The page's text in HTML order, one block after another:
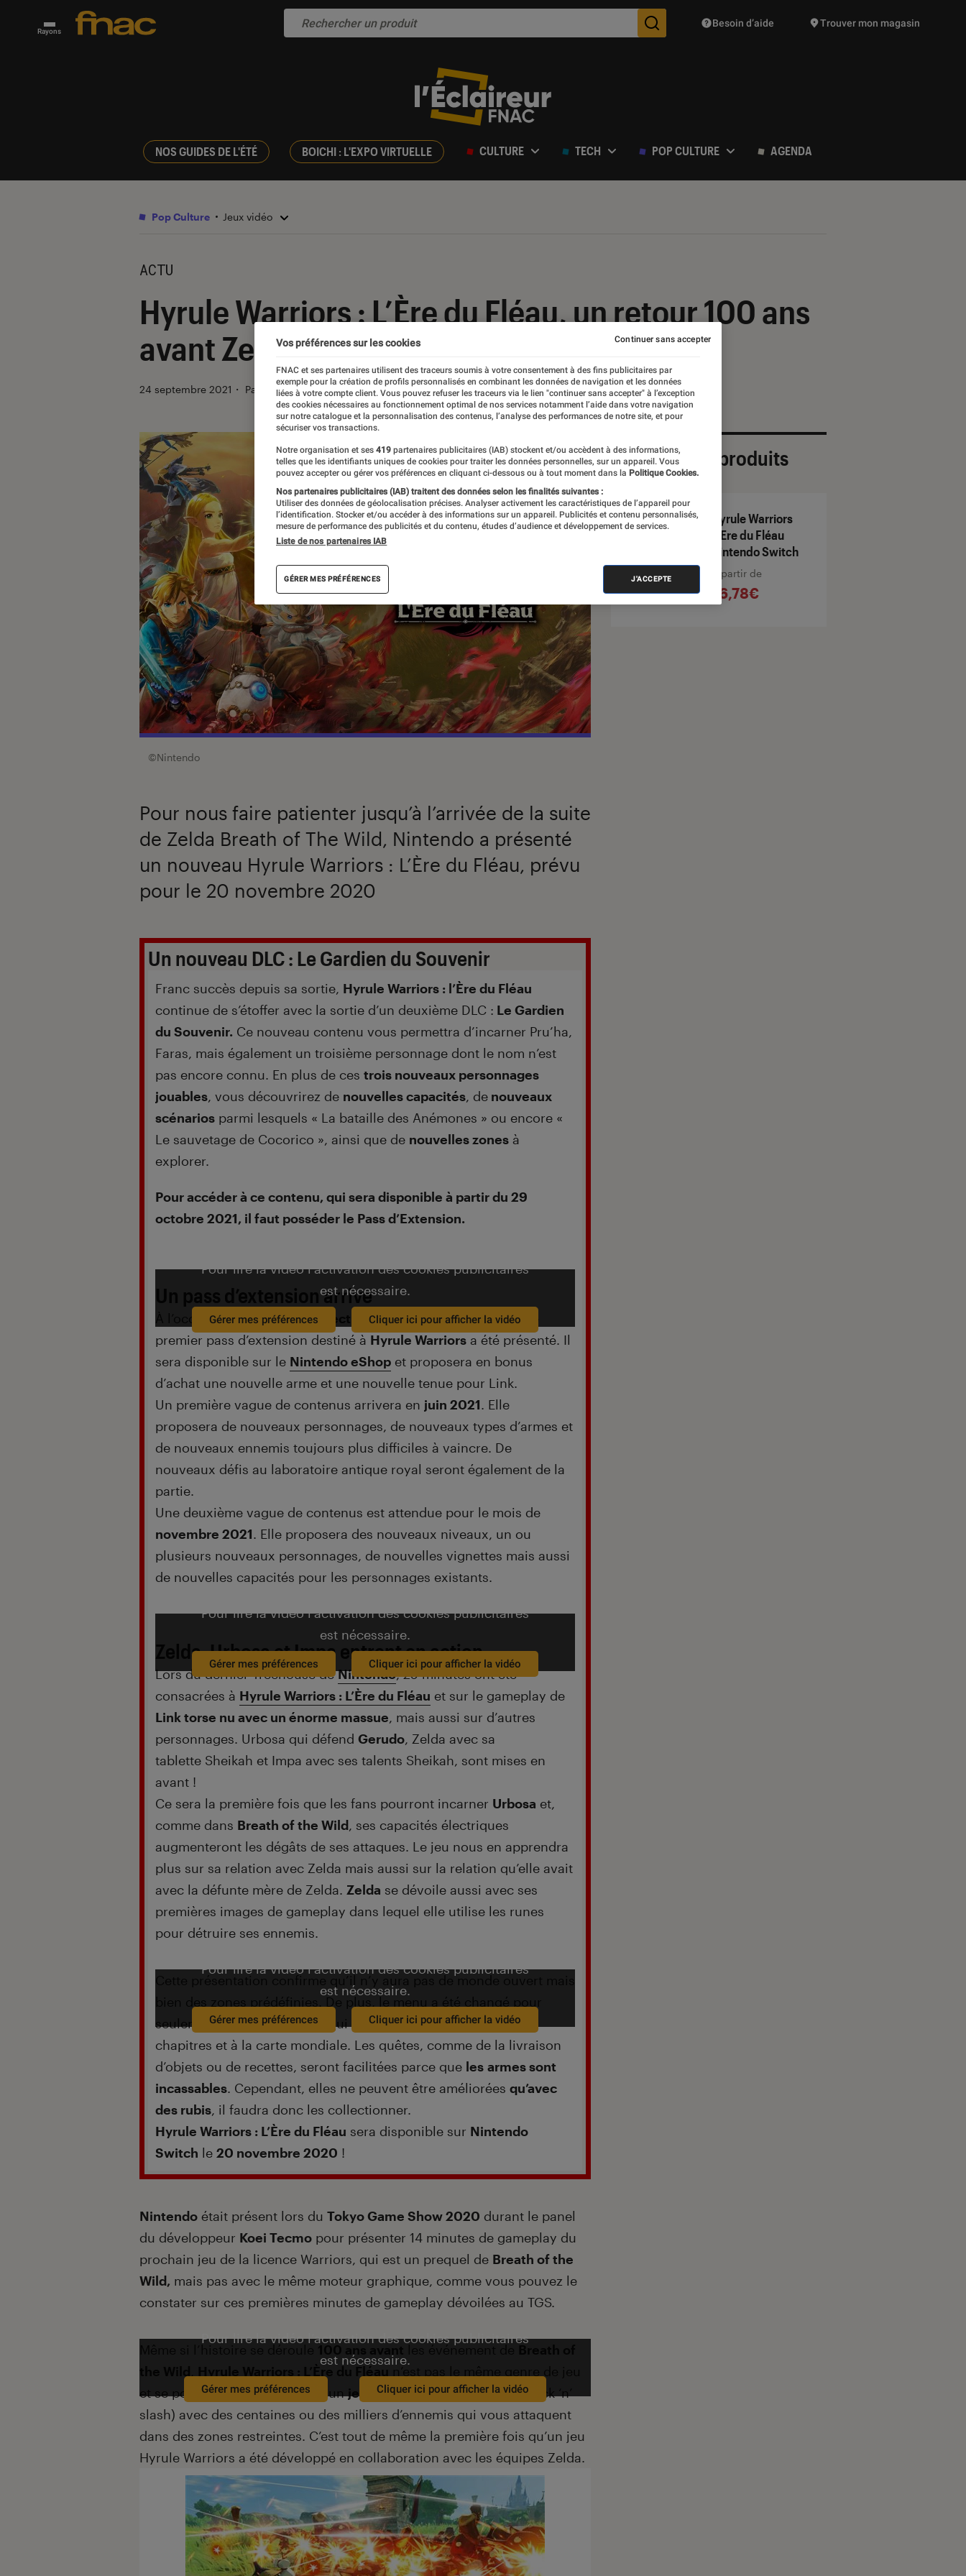
Rayons Des suggestions de produits vont vous être proposées
Besoin d’aide Trouver mon magasin
NOS GUIDES DE L'ÉTÉ BOICHI : L'EXPO VIRTUELLE CULTURE TECH POP CULTURE AGENDA
Pop Culture Jeux vidéo
ACTU
Hyrule Warriors : L’Ère du Fléau, un retour 100 ans
avant Zelda Breath of The Wild
24 septembre 2021 ・ Par Valentin Boulet
©Nintendo
Pour nous faire patienter jusqu’à l’arrivée de la suite
de Zelda Breath of The Wild, Nintendo a présenté
un nouveau Hyrule Warriors : L’Ère du Fléau, prévu
pour le 20 novembre 2020
Introduction
Un nouveau DLC : Le Gardien du Souvenir
Franc succès depuis sa sortie, Hyrule Warriors : l’Ère du Fléau
continue de s’étoffer avec la sortie d’un deuxième DLC : Le Gardien
du Souvenir. Ce nouveau contenu vous permettra d’incarner Pru’ha,
Faras, mais également un troisième personnage dont le nom n’est
pas encore connu. En plus de ces trois nouveaux personnages
jouables, vous découvrirez de nouvelles capacités, de nouveaux
scénarios parmi lesquels « La bataille des Anémones » ou encore «
Le sauvetage de Cocorico », ainsi que de nouvelles zones à
explorer.
Pour accéder à ce contenu, qui sera disponible à partir du 29
octobre 2021, il faut posséder le Pass d’Extension.
Pour lire la vidéo l’activation des cookies publicitaires
est nécessaire.
Gérer mes préférences Cliquer ici pour afficher la vidéo
Un pass d’extension arrive
À l’occasion duNintendo Direct
très attendu de février 2021, le
premier pass d’extension destiné à Hyrule Warriors a été présenté. Il
sera disponible sur le Nintendo eShop et proposera en bonus
d’achat une nouvelle arme et une nouvelle tenue pour Link.
Un première vague de contenus arrivera en juin 2021. Elle
proposera de nouveaux personnages, de nouveaux types d’armes et
de nouveaux ennemis toujours plus difficiles à vaincre. De
nouveaux défis au laboratoire antique royal seront également de la
partie.
Une deuxième vague de contenus est attendue pour le mois de
novembre 2021. Elle proposera des nouveaux niveaux, un ou
plusieurs nouveaux personnages, de nouvelles vignettes mais aussi
de nouvelles capacités pour les personnages existants.
Pour lire la vidéo l’activation des cookies publicitaires
est nécessaire.
Gérer mes préférences Cliquer ici pour afficher la vidéo
Zelda, Urbosa et Impa entrent en action
Lors du dernier Treehouse deNintendo, 25 minutes ont été
consacrées à Hyrule Warriors : L’Ère du Fléau et sur le gameplay de
Link torse nu avec un énorme massue, mais aussi sur d’autres
personnages. Urbosa qui défend Gerudo, Zelda avec sa
tablette Sheikah et Impa avec ses talents Sheikah, sont mises en
avant !
Ce sera la première fois que les fans pourront incarner Urbosa et,
comme dans Breath of the Wild, ses capacités électriques
augmenteront les dégâts de ses attaques. Le jeu nous en apprendra
plus sur sa relation avec Zelda mais aussi sur la relation qu’elle avait
avec la défunte mère de Zelda. Zelda se dévoile aussi avec ses
premières images de gameplay dans lequel elle utilise les runes
pour détruire ses ennemis.
Pour lire la vidéo l’activation des cookies publicitaires
est nécessaire.
Gérer mes préférences Cliquer ici pour afficher la vidéo
Cette présentation confirme qu’il n’y aura pas de monde ouvert mais
seulement afficher une map qui fournit l’accès aux services,
chapitres et à la carte mondiale. Les quêtes, comme de la livraison
d’objets ou de recettes, seront facilitées parce que les armes sont
incassables. Cependant, elles ne peuvent être améliorées qu’avec
des rubis, il faudra donc les collectionner.
Hyrule Warriors : L’Ère du Fléau sera disponible sur Nintendo
Switch le 20 novembre 2020 !
Nintendo était présent lors du Tokyo Game Show 2020 durant le panel
du développeur Koei Tecmo pour présenter 14 minutes de gameplay du
prochain jeu de la licence Warriors, qui est un prequel de Breath of the
Wild, mais pas avec le même moteur graphique, comme vous pouvez le
constater sur ces premières minutes de gameplay dévoilées au TGS.
Pour lire la vidéo l’activation des cookies publicitaires
est nécessaire.
Gérer mes préférences Cliquer ici pour afficher la vidéo
les événement de
et se positionne plutôt comme unjeu de combat en mêlée(ou Hack ‘n’
slash) avec des centaines ou des milliers d’ennemis qui vous attaquent
dans des zones restreintes. C’est tout de même la première fois qu’un jeu
Hyrule Warriors a été développé en collaboration avec les équipes Zelda.
Sélection de produits
Hyrule Warriors
L’Ere du Fléau
Nintendo Switch
À partir de
76,78€
Vos préférences sur les cookies
FNAC et ses partenaires utilisent des traceurs soumis à votre consentement à des fins publicitaires par
exemple pour la création de profils personnalisés en combinant les données de navigation et les données
liées à votre compte client. Vous pouvez refuser les traceurs via le lien "continuer sans accepter" à l’exception
des cookies nécessaires au fonctionnement optimal de nos services notamment l’aide dans votre navigation
sur notre catalogue et la personnalisation des contenus, l’analyse des performances de notre site, et pour
sécuriser vos transactions.
Notre organisation et ses 419 partenaires publicitaires (IAB) stockent et/ou accèdent à des informations,
telles que les identifiants uniques de cookies pour traiter les données personnelles, sur un appareil. Vous
pouvez accepter ou gérer vos préférences en cliquant ci-dessous ou à tout moment dans la Politique Cookies.
Nos partenaires publicitaires (IAB) traitent des données selon les finalités suivantes :
Utiliser des données de géolocalisation précises. Analyser activement les caractéristiques de l’appareil pour
l’identification. Stocker et/ou accéder à des informations sur un appareil. Publicités et contenu personnalisés,
mesure de performance des publicités et du contenu, études d’audience et développement de services.
Liste de nos partenaires IAB
GÉRER MES PRÉFÉRENCES J'ACCEPTE
Continuer sans accepter